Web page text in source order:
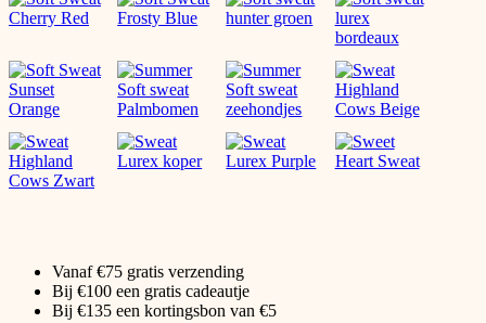
Vanaf €75 gratis verzending
Bij €100 een gratis cadeautje
Bij €135 een kortingsbon van €5